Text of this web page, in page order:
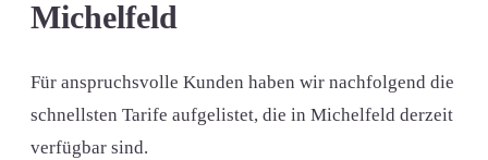
Michelfeld
Für anspruchsvolle Kunden haben wir nachfolgend die
schnellsten Tarife aufgelistet, die in Michelfeld derzeit
verfügbar sind.